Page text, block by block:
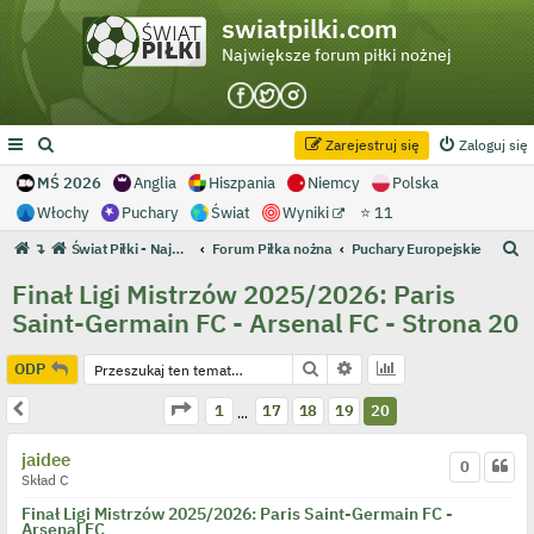
swiatpilki.com
Największe forum piłki nożnej
Zaloguj się
Zarejestruj się
MŚ 2026 Anglia Hiszpania Niemcy
Polska
Włochy
Puchary Świat Wyniki ⭐ 11
↴ Świat Piłki - Największe forum piłki nożnej Forum Piłka nożna Puchary Europejskie
Finał Ligi Mistrzów 2025/2026: Paris
Saint-Germain FC - Arsenal FC - Strona 20
ODP Szukaj Wyszukiwanie
Strona
z20
1 … 17 18 19 20
jaidee
Skład C
Finał Ligi Mistrzów 2025/2026: Paris Saint-Germain FC -
Arsenal FC
0